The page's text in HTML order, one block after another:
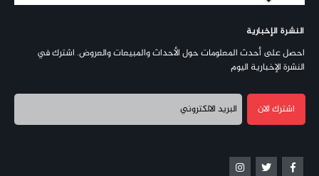
النشرة الإخبارية
احصل على أحدث المعلومات حول الأحداث والمبيعات والعروض. اشترك في
النشرة الإخبارية اليوم